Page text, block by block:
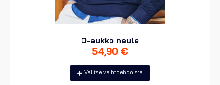
O-aukko neule
54,90 €
Valitse vaihtoehdoista
Tällä
tuotteella